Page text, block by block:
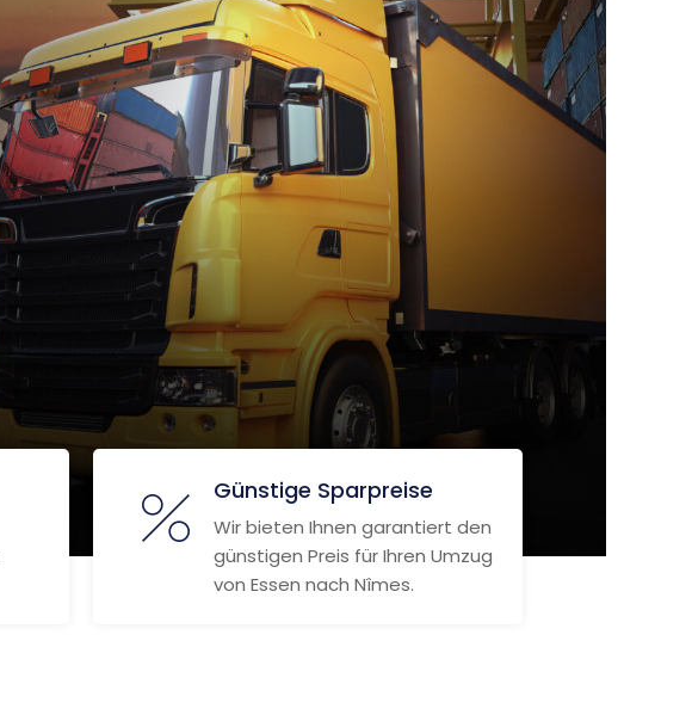
Günstige Sparpreise
Wir bieten Ihnen garantiert den
günstigen Preis für Ihren Umzug
von Essen nach Nîmes.